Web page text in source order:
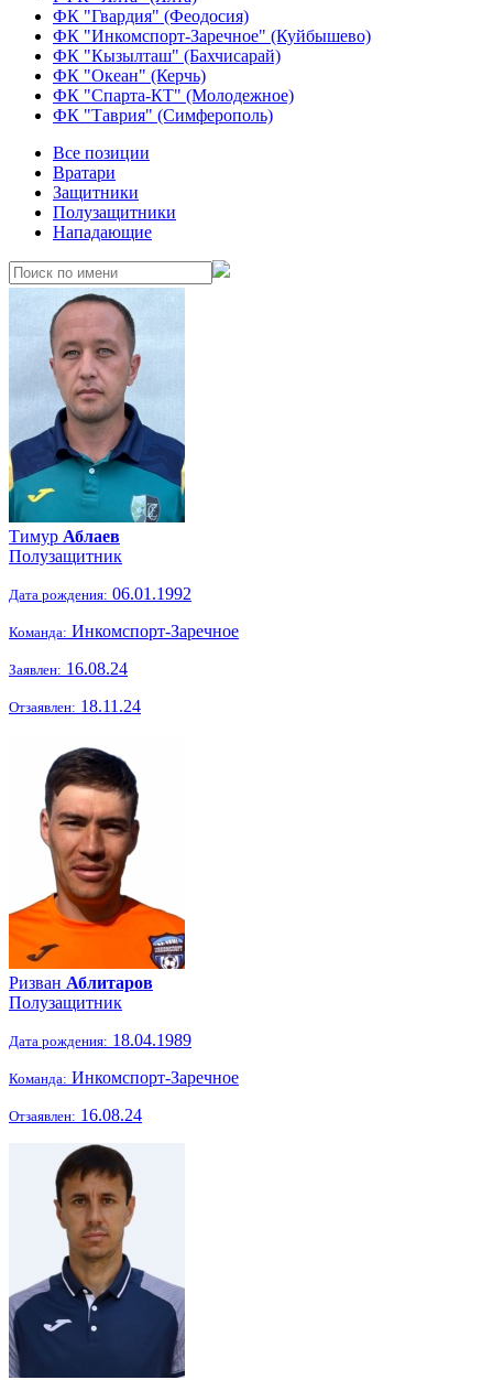
ФК "Гвардия" (Феодосия)
ФК "Инкомспорт-Заречное" (Куйбышево)
ФК "Кызылташ" (Бахчисарай)
ФК "Океан" (Керчь)
ФК "Спарта-КТ" (Молодежное)
ФК "Таврия" (Симферополь)
Все позиции
Вратари
Защитники
Полузащитники
Нападающие
Тимур Аблаев
Полузащитник
Дата рождения: 06.01.1992
Команда: Инкомспорт-Заречное
Заявлен: 16.08.24
Отзаявлен: 18.11.24
Ризван Аблитаров
Полузащитник
Дата рождения: 18.04.1989
Команда: Инкомспорт-Заречное
Отзаявлен: 16.08.24